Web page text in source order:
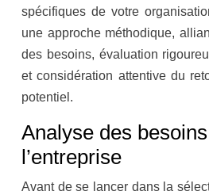
spécifiques de votre
une approche méthodique,
des besoins, évaluation
et considération attentive du
potentiel.
Analyse des
l’entreprise
Avant de se lancer dans la